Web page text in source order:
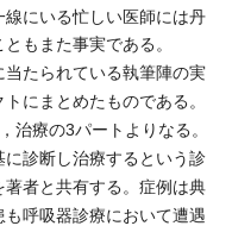
にいる忙しい医師には丹
もまた事実である。
たられている執筆陣の実
にまとめたものである。
治療の3パートよりなる。
診断し治療するという診
者と共有する。症例は典
呼吸器診療において遭遇